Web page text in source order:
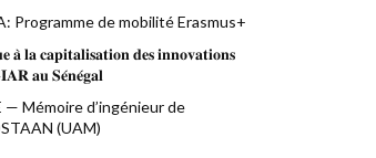
Programme de mobilité Erasmus+
𝐥𝐚 𝐜𝐚𝐩𝐢𝐭𝐚𝐥𝐢𝐬𝐚𝐭𝐢𝐨𝐧 𝐝𝐞𝐬 𝐢𝐧𝐧𝐨𝐯𝐚𝐭𝐢𝐨𝐧𝐬
𝐚𝐮 𝐒𝐞́𝐧𝐞́𝐠𝐚𝐥
— Mémoire d’ingénieur de
(UAM)